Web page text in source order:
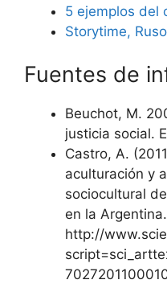
5 ejemplos del
Storytime,
Fuentes de
Beuchot, M.
justicia social.
Castro, A.
aculturación y
sociocultural
en la
http://